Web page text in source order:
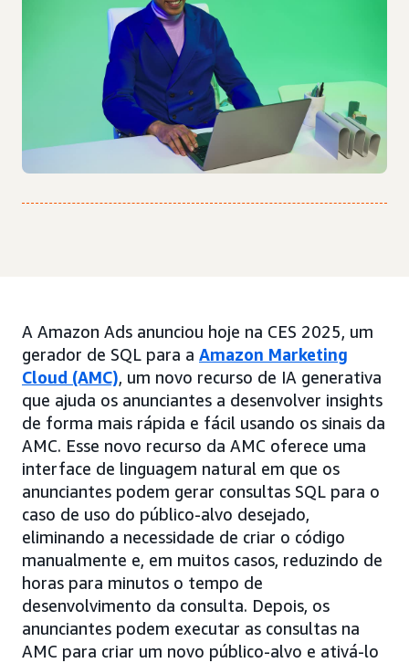
A Amazon Ads anunciou hoje na CES 2025, um
gerador de SQL para a Amazon Marketing
Cloud (AMC), um novo recurso de IA generativa
que ajuda os anunciantes a desenvolver insights
de forma mais rápida e fácil usando os sinais da
AMC. Esse novo recurso da AMC oferece uma
interface de linguagem natural em que os
anunciantes podem gerar consultas SQL para o
caso de uso do público-alvo desejado,
eliminando a necessidade de criar o código
manualmente e, em muitos casos, reduzindo de
horas para minutos o tempo de
desenvolvimento da consulta. Depois, os
anunciantes podem executar as consultas na
AMC para criar um novo público-alvo e ativá-lo